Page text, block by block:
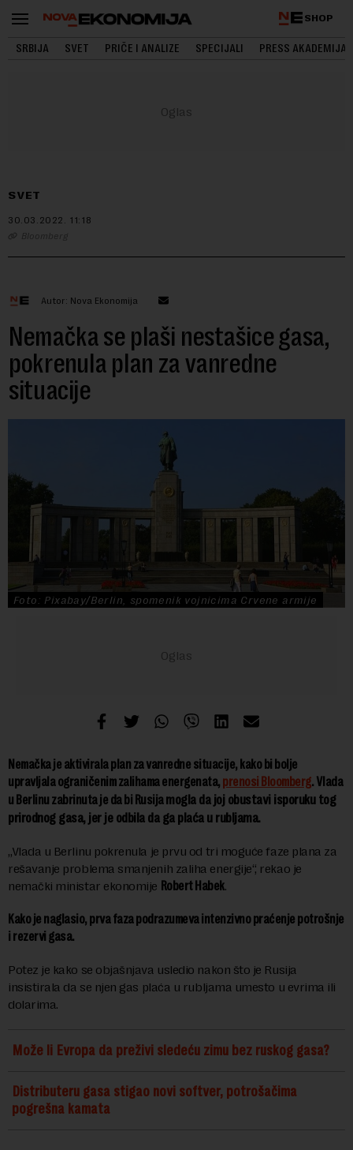
SHOP
SRBIJA SVET PRIČE I ANALIZE SPECIJALI PRESS AKADEMIJA
SVET
30.03.2022. 11:18
Bloomberg
Autor: Nova Ekonomija
Nemačka se plaši nestašice gasa,
pokrenula plan za vanredne
situacije
Foto: Pixabay/Berlin, spomenik vojnicima Crvene armije
Nemačka je aktivirala plan za vanredne situacije, kako bi bolje
upravljala ograničenim zalihama energenata, prenosi Bloomberg. Vlada
u Berlinu zabrinuta je da bi Rusijamogla da joj obustavi isporuku tog
prirodnog gasa, jer je odbila da ga plaća u rubljama.
„Vlada u Berlinu pokrenula je prvu od tri moguće faze plana za
rešavanje problema smanjenih zaliha energije“, rekao je
nemački ministar ekonomije Robert Habek.
Kako je naglasio, prva faza podrazumeva intenzivno praćenje potrošnje
i rezervi gasa.
Potez je kako se objašnjava usledio nakon što je Rusija
insistirala da se njen gas plaća u rubljama umesto u evrima ili
dolarima.
Može li Evropa da preživi sledeću zimu bez ruskog gasa?
Distributeru gasa stigao novi softver, potrošačima
pogrešna kamata